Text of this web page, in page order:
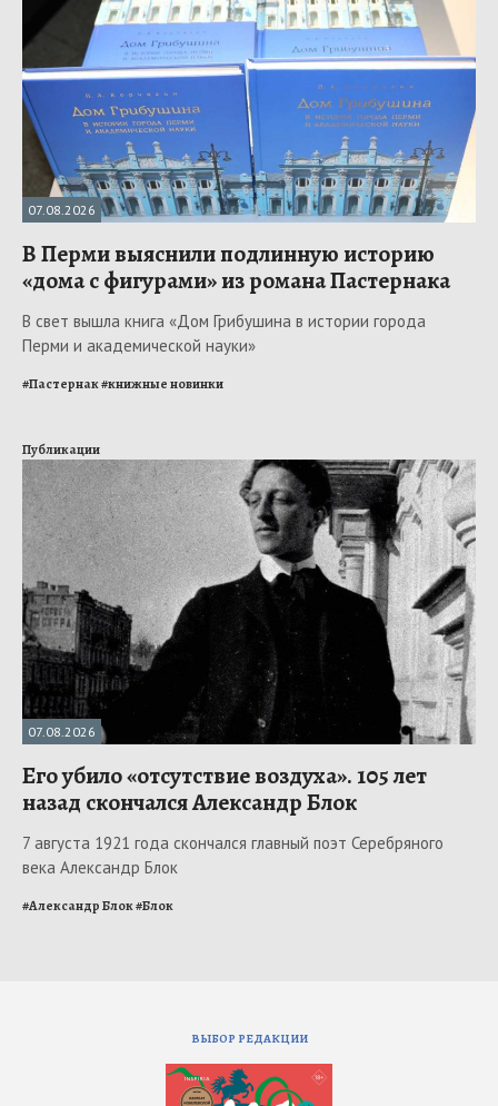
07.08.2026
В Перми выяснили подлинную историю
«дома с фигурами» из романа Пастернака
В свет вышла книга «Дом Грибушина в истории города
Перми и академической науки»
#Пастернак#книжные новинки
Публикации
07.08.2026
Его убило «отсутствие воздуха». 105 лет
назад скончался Александр Блок
7 августа 1921 года скончался главный поэт Серебряного
века Александр Блок
#Александр Блок#Блок
ВЫБОР РЕДАКЦИИ